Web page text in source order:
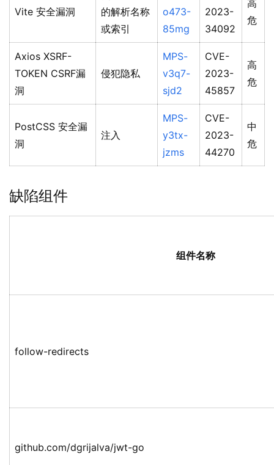
Vite 安全漏洞
的解析名称
或索引
o473-
85mg
2023-
34092
高
危
Axios XSRF-
TOKEN CSRF漏
洞
侵犯隐私
MPS-
v3q7-
sjd2
CVE-
2023-
45857
高
危
PostCSS 安全漏
洞
注入
MPS-
y3tx-
jzms
CVE-
2023-
44270
中
危
缺陷组件
组件名称
follow-redirects
github.com/dgrijalva/jwt-go